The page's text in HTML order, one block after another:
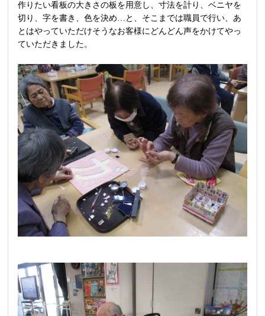
作りたい看板の大きさの板を用意し、寸法を計り、ベニヤを
切り、字を書き、色を決め…と、そこまでは職員で行い、あ
とはやっていただけそうなお客様にどんどん声をかけてやっ
ていただきました。